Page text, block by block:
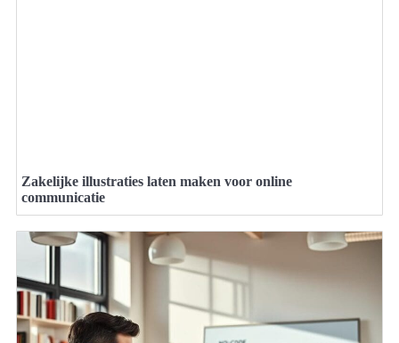
Zakelijke illustraties laten maken voor online
communicatie